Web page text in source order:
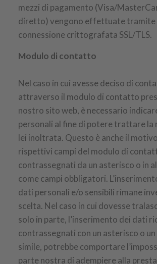
mezzi di pagamento (Visa/
diretto) vengono effettuate tramite
connessione crittografata SSL/TLS.
Modulo di contatto
Nel caso in cui avesse deciso di
attraverso il modulo di contatto
nostro sito web, è necessario
personali al fine di potere trattare la
lei inoltrata. Questo è anche il
rispettivi campi del modulo di
contrassegnati da un asterisco o in
come campi obbligatori.
dati personali e/o sensibili rimane
scelta. Nel caso in cui dovesse
solo in parte, l’inserimento dei dati
contrassegnati con un asterisco o
simile, potrebbe comportare
parte nostra di adempiere alla